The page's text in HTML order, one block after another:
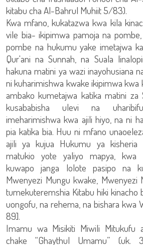
kitabu cha Al-Bahrul Muhiit 5/83).
Kwa mfano, kukatazwa kwa kila
vile bia- ikipimwa pamoja na
pombe na hukumu yake imetajwa
Qur'ani na Sunnah, na Suala
hakuna matini ya wazi inayohusiana
ni kuharimishwa kwake ikipimwa
ambako kumetajwa katika matini za
kusababisha ulevi na
imeharimishwa kwa ajili hiyo, na ni
pia katika bia. Huu ni mfano
ajili ya kujua Hukumu ya kisheria
matukio yote yaliyo mapya, kwa
kuwapo janga lolote pasipo na
Mwenyezi Mungu kwake, Mwenyezi
tumekuteremshia Kitabu hiki kinacho
uongofu, na rehema, na bishara kwa
89].
Imamu wa Misikiti Miwili Mitukufu
chake “Ghaythul Umamu” (uk.